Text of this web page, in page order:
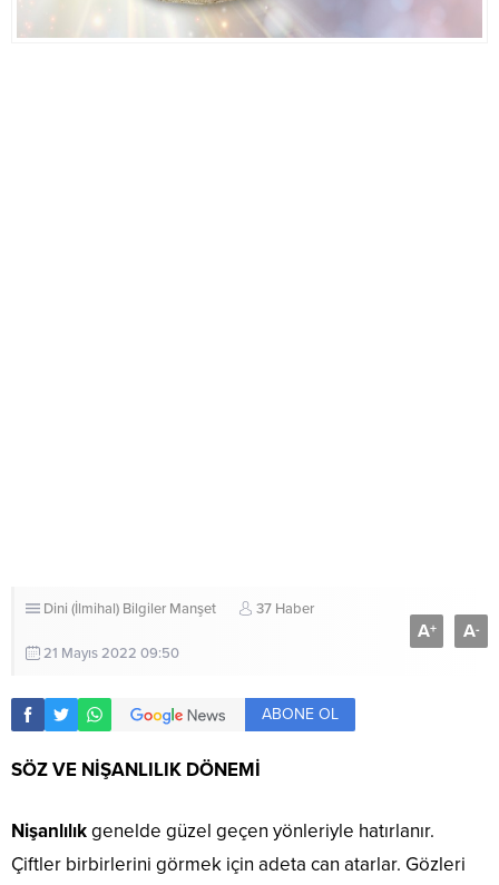
Dini (İlmihal) Bilgiler Manşet 37 Haber
21 Mayıs 2022 09:50
A+ A-
ABONE OL
SÖZ VE NİŞANLILIK DÖNEMİ
Nişanlılıkgenelde güzel geçen yönleriyle hatırlanır.
Çiftler birbirlerini görmek için adeta can atarlar. Gözleri